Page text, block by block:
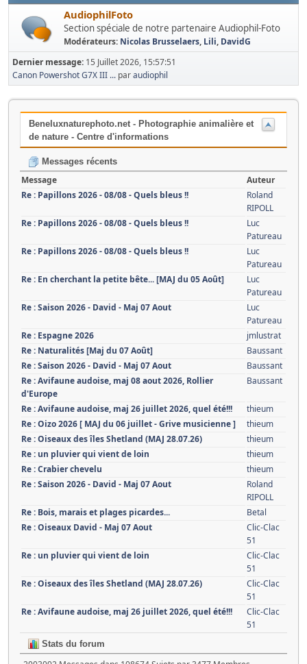
AudiophilFoto
Section spéciale de notre partenaire Audiophil-Foto
Modérateurs: Nicolas Brusselaers, Lili, DavidG
Dernier message: 15 Juillet 2026, 15:57:51
Canon Powershot G7X III ... paraudiophil
Beneluxnaturephoto.net - Photographie animalière et
de nature - Centre d'informations
Messages récents
Message
Auteur
Re : Papillons 2026 - 08/08 - Quels bleus !!
Roland
RIPOLL
Re : Papillons 2026 - 08/08 - Quels bleus !!
Luc
Patureau
Re : Papillons 2026 - 08/08 - Quels bleus !!
Luc
Patureau
Re : En cherchant la petite bête... [MAJ du 05 Août]
Luc
Patureau
Re : Saison 2026 - David - Maj 07 Aout
Luc
Patureau
Re : Espagne 2026
jmlustrat
Re : Naturalités [Maj du 07 Août]
Baussant
Re : Saison 2026 - David - Maj 07 Aout
Baussant
Re : Avifaune audoise, maj 08 aout 2026, Rollier
d'Europe
Baussant
Re : Avifaune audoise, maj 26 juillet 2026, quel été!!!
thieum
Re : Oizo 2026 [ MAJ du 06 juillet - Grive musicienne ]
thieum
Re : Oiseaux des îles Shetland (MAJ 28.07.26)
thieum
Re : un pluvier qui vient de loin
thieum
Re : Crabier chevelu
thieum
Re : Saison 2026 - David - Maj 07 Aout
Roland
RIPOLL
Re : Bois, marais et plages picardes...
Betal
Re : Oiseaux David - Maj 07 Aout
Clic-Clac
51
Re : un pluvier qui vient de loin
Clic-Clac
51
Re : Oiseaux des îles Shetland (MAJ 28.07.26)
Clic-Clac
51
Re : Avifaune audoise, maj 26 juillet 2026, quel été!!!
Clic-Clac
51
Stats du forum